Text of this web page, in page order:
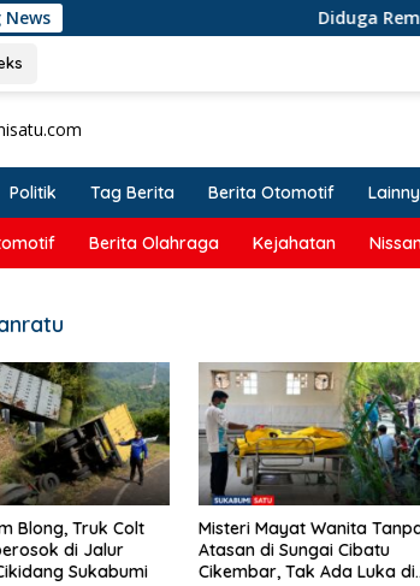
News Diduga Rem Blong,
Politik Tag Berita Berita Otomotif
Berita Olahraga Kejahatan
Wanita Tanpa
Cibatu
Ada Luka di
Kemarau Panjang Landa
Cicurug, 10 Ribu Liter Air
Disalurkan ke Kampung